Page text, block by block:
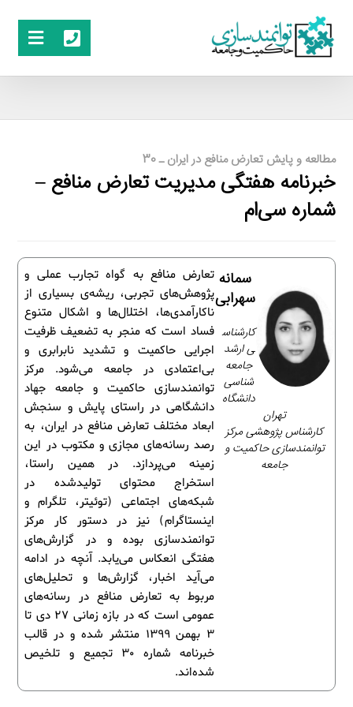
مطالعه و پایش تعارض منافع در ایران ـ 30
خبرنامه هفتگی مدیریت تعارض منافع –
شماره سی‌ام
تعارض منافع به گواه تجارب عملی و
پژوهش‌های تجربی، ریشه‌ی بسیاری از
ناکارآمدی‌ها، اختلال‌ها و اشکال متنوع
فساد است که منجر به تضعیف ظرفیت
اجرایی حاکمیت و تشدید نابرابری و
بی‌اعتمادی در جامعه می‌شود. مرکز
توانمندسازی حاکمیت و جامعه جهاد
دانشگاهی در راستای پایش و سنجش
ابعاد مختلف تعارض منافع در ایران، به
رصد رسانه‌های مجازی و مکتوب در این
زمینه می‌پردازد. در همین راستا،
استخراج محتوای تولیدشده در
شبکه‌های اجتماعی (توئیتر، تلگرام و
اینستاگرام) نیز در دستور کار مرکز
توانمندسازی بوده و در گزارش‌های
هفتگی انعکاس می‌یابد. آنچه در ادامه
می‌آید اخبار، گزارش‌ها و تحلیل‌های
مربوط به تعارض منافع در رسانه‌های
عمومی است که در بازه زمانی 27 دی تا
3 بهمن 1399 منتشر شده و در قالب
خبرنامه شماره 30 تجمیع و تلخیص
شده‌اند.
سمانه
سهرابی
کارشناس
ی ارشد
جامعه‌
شناسی
دانشگاه
تهران
کارشناس پژوهشی مرکز
توانمندسازی حاکمیت و
جامعه